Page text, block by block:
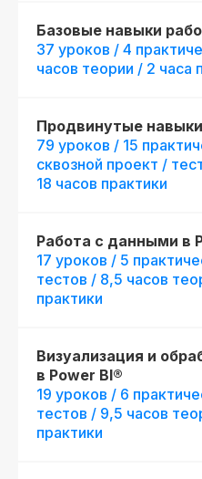
Базовые навыки
37 уроков / 4
часов теории / 2 часа
Продвинутые
79 уроков / 15
сквозной проект /
18 часов практики
Работа с данными в
17 уроков / 5
тестов / 8,5 часов
практики
Визуализация и
в Power BI®
19 уроков / 6
тестов / 9,5 часов
практики